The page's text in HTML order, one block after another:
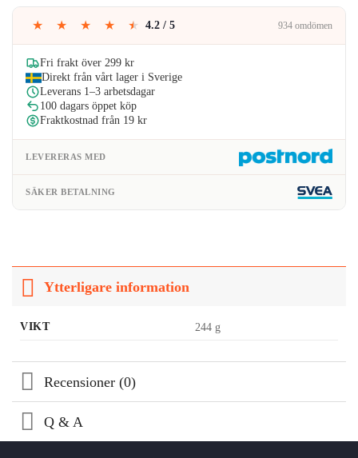
189kr.
★ ★ ★ ★ ★ 4.2 / 5 934 omdömen
Fri frakt över 299 kr
Direkt från vårt lager i Sverige
Leverans 1–3 arbetsdagar
100 dagars öppet köp
Fraktkostnad från 19 kr
LEVERERAS MED
SÄKER BETALNING
Ytterligare information
VIKT 244 g
Recensioner (0)
Q & A